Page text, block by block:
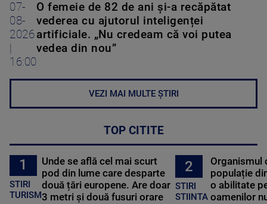
07-
08-
2026
16:00
O femeie de 82 de ani și-a recăpătat
vederea cu ajutorul inteligenței
artificiale. „Nu credeam că voi putea
vedea din nou”
VEZI MAI MULTE ȘTIRI
TOP CITITE
1
STIRI
TURISM
Unde se află cel mai scurt
pod din lume care desparte
două țări europene. Are doar
3 metri și două fusuri orare
2
STIRI
STIINTA
Organismul
populație
o abilitate
oamenilor